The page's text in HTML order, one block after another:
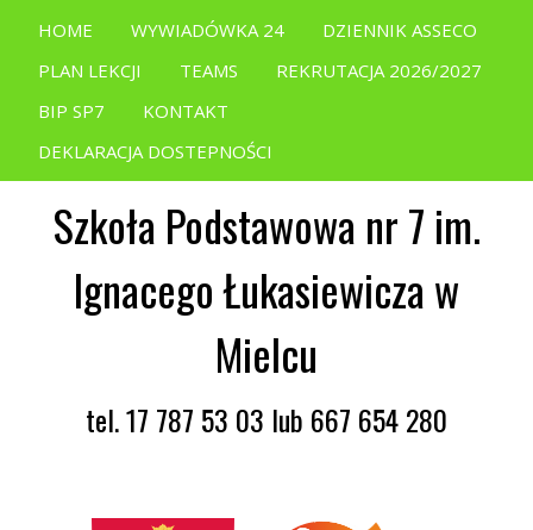
HOME WYWIADÓWKA 24
DZIENNIK ASSECO
PLAN LEKCJI
TEAMS
REKRUTACJA 2026/2027
BIP SP7
KONTAKT
DEKLARACJA DOSTEPNOŚCI
Szkoła Podstawowa nr 7 im.
Ignacego Łukasiewicza w
Mielcu
tel. 17 787 53 03 lub 667 654 280